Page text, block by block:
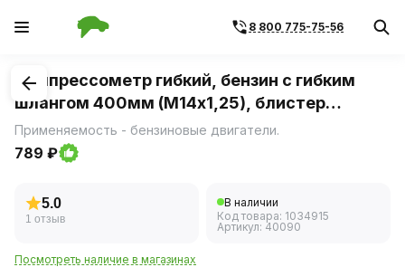
8 800 775-75-56
1/1
Компрессометр гибкий, бензин c гибким
шлангом 400мм (М14х1,25), блистер
(АвтоДело)
Применяемость - бензиновые двигатели.
789 ₽
5.0
1 отзыв
В наличии
Код товара: 1034915
Артикул: 40090
Посмотреть наличие в магазинах